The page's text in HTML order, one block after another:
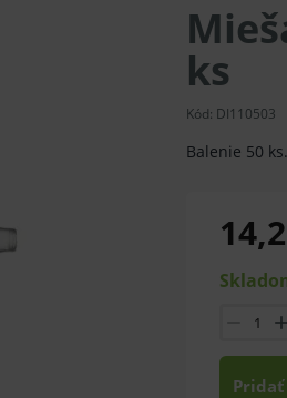
ks
Kód: DI110503
Balenie 50 ks.